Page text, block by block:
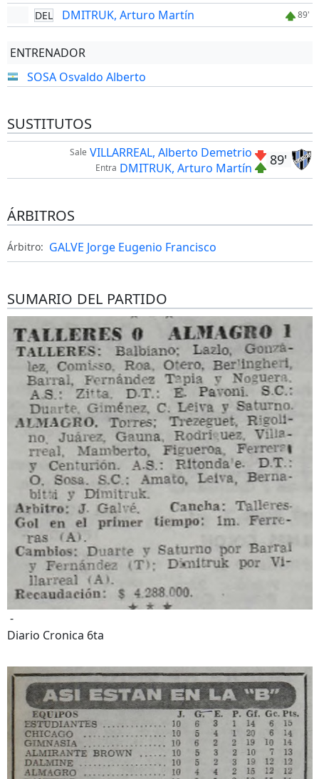
DEL DMITRUK, Arturo Martín 89'
ENTRENADOR
SOSA Osvaldo Alberto
SUSTITUTOS
89'
Sale VILLARREAL, Alberto Demetrio
Entra DMITRUK, Arturo Martín
ÁRBITROS
Árbitro: GALVE Jorge Eugenio Francisco
SUMARIO DEL PARTIDO
-
Diario Cronica 6ta